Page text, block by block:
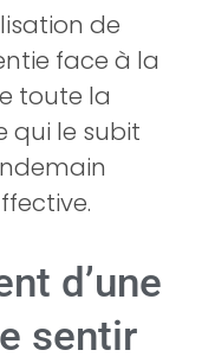
de
face à la
toute la
qui le subit
d’une
sentir